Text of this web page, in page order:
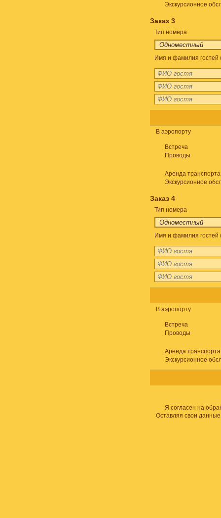
Экскурсионное
Заказ 3
Тип номера
Имя и фамилия гостей
В аэропорту
Встреча
Проводы
Аренда транспорта
Экскурсионное
Заказ 4
Тип номера
Имя и фамилия гостей
В аэропорту
Встреча
Проводы
Аренда транспорта
Экскурсионное
Я согласен на
Оставляя свои